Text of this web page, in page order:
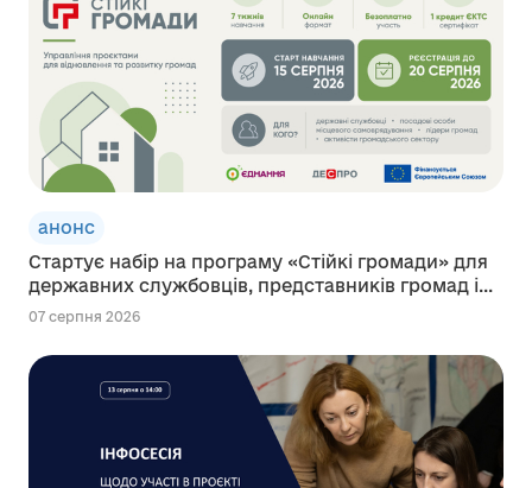
анонс
Стартує набір на програму «Стійкі громади» для
державних службовців, представників громад і...
07 серпня 2026